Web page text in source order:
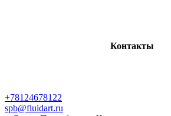
Контакты
+78124678122
spb@fluidart.ru